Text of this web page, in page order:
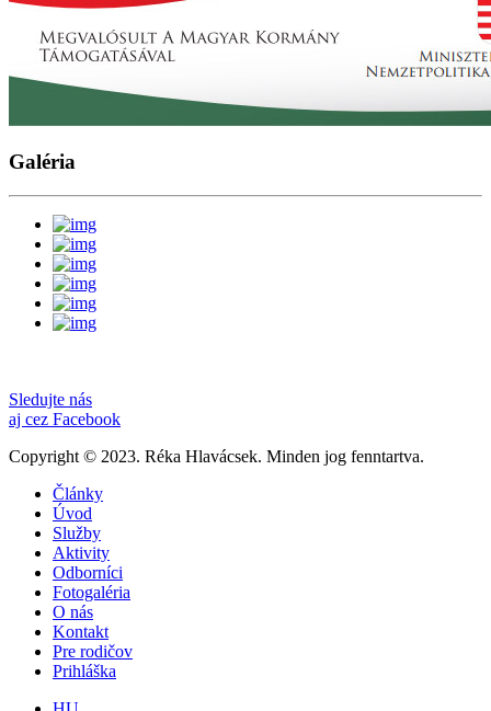
Galéria
Sledujte nás
aj cez Facebook
Copyright © 2023. Réka Hlavácsek. Minden jog fenntartva.
Články
Úvod
Služby
Aktivity
Odborníci
Fotogaléria
O nás
Kontakt
Pre rodičov
Prihláška